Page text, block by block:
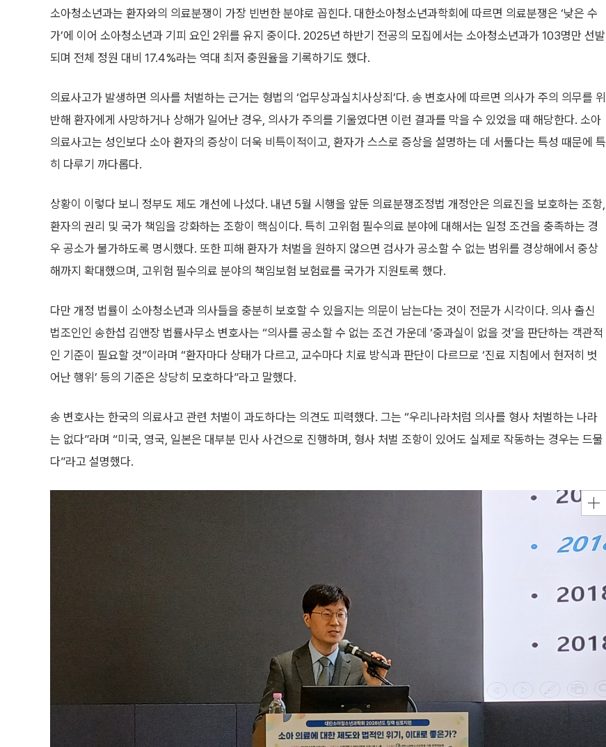
소아청소년과는 환자와의 의료분쟁이 가장 빈번한 분야로 꼽힌다. 대한소아청소년과학회에 따르면 의료분쟁은 ‘낮은 수
가’에 이어 소아청소년과 기피 요인 2위를 유지 중이다. 2025년 하반기 전공의 모집에서는 소아청소년과가 103명만 선발
되며 전체 정원 대비 17.4%라는 역대 최저 충원율을 기록하기도 했다.
의료사고가 발생하면 의사를 처벌하는 근거는 형법의 ‘업무상과실치사상죄’다. 송 변호사에 따르면 의사가 주의 의무를 위
반해 환자에게 사망하거나 상해가 일어난 경우, 의사가 주의를 기울였다면 이런 결과를 막을 수 있었을 때 해당한다. 소아
의료사고는 성인보다 소아 환자의 증상이 더욱 비특이적이고, 환자가 스스로 증상을 설명하는 데 서툴다는 특성 때문에 특
히 다루기 까다롭다.
상황이 이렇다 보니 정부도 제도 개선에 나섰다. 내년 5월 시행을 앞둔 의료분쟁조정법 개정안은 의료진을 보호하는 조항,
환자의 권리 및 국가 책임을 강화하는 조항이 핵심이다. 특히 고위험 필수의료 분야에 대해서는 일정 조건을 충족하는 경
우 공소가 불가하도록 명시했다. 또한 피해 환자가 처벌을 원하지 않으면 검사가 공소할 수 없는 범위를 경상해에서 중상
해까지 확대했으며, 고위험 필수의료 분야의 책임보험 보험료를 국가가 지원토록 했다.
다만 개정 법률이 소아청소년과 의사들을 충분히 보호할 수 있을지는 의문이 남는다는 것이 전문가 시각이다. 의사 출신
법조인인 송한섭 김앤장 법률사무소 변호사는 “의사를 공소할 수 없는 조건 가운데 ‘중과실이 없을 것’을 판단하는 객관적
인 기준이 필요할 것”이라며 “환자마다 상태가 다르고, 교수마다 치료 방식과 판단이 다르므로 ‘진료 지침에서 현저히 벗
어난 행위’ 등의 기준은 상당히 모호하다”라고 말했다.
송 변호사는 한국의 의료사고 관련 처벌이 과도하다는 의견도 피력했다. 그는 “우리나라처럼 의사를 형사 처벌하는 나라
는 없다”라며 “미국, 영국, 일본은 대부분 민사 사건으로 진행하며, 형사 처벌 조항이 있어도 실제로 작동하는 경우는 드물
다”라고 설명했다.